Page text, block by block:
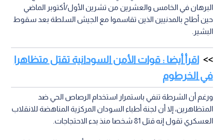
البرهان في الخامس والعشرين من تشرين الأول/أكتوبر الماضي
حين أطاح بالمدنيين الذين تقاسموا مع الجيش السلطة بعد سقوط
البشير.
اقرأ أيضا : قوات الأمن السودانية تقتل متظاهرا
في الخرطوم
ورغم أن الشرطة تنفي باستمرار استخدام الرصاص الحي ضد
المتظاهرين، إلا أن لجنة أطباء السودان المركزية المناهضة للانقلاب
العسكري تقول إنه قتل 81 شخصا منذ بدء الاحتجاجات.